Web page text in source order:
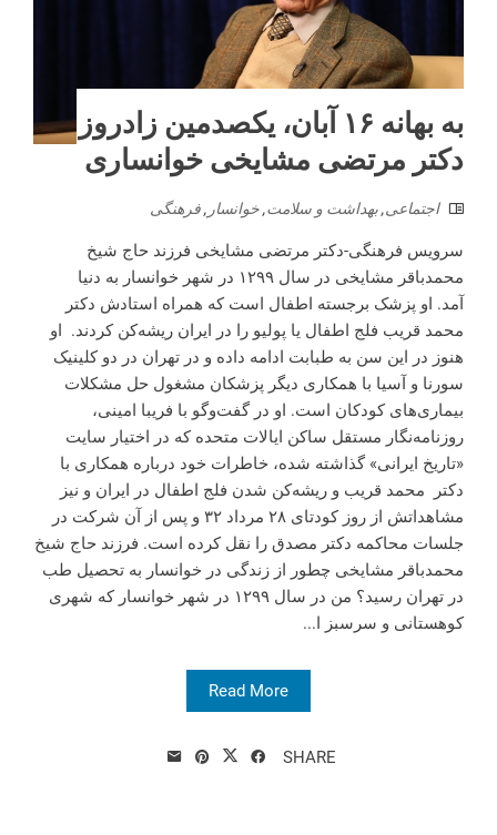
به بهانه ۱۶ آبان، یکصدمین زادروز
دکتر مرتضی مشایخی خوانساری
اجتماعی,بهداشت و سلامت,خوانسار ,فرهنگی
سرویس فرهنگی-دکتر مرتضی مشایخی فرزند حاج شیخ
محمدباقر مشایخی در سال ۱۲۹۹ در شهر خوانسار به دنیا
آمد. او پزشک برجسته اطفال است که همراه استادش دکتر
محمد قریب فلج اطفال یا پولیو را در ایران ریشه‌کن کردند. او
هنوز در این سن به طبابت ادامه داده و در تهران در دو کلینیک
سورنا و آسیا با همکاری دیگر پزشکان مشغول حل مشکلات
بیماری‌های کودکان است. او در گفت‌وگو با فریبا امینی،
روزنامه‌نگار مستقل ساکن ایالات متحده که در اختیار سایت
«تاریخ ایرانی» گذاشته شده، خاطرات خود درباره همکاری با
دکتر محمد قریب و ریشه‌کن شدن فلج اطفال در ایران و نیز
مشاهداتش از روز کودتای ۲۸ مرداد ۳۲ و پس از آن شرکت در
جلسات محاکمه دکتر مصدق را نقل کرده است. فرزند حاج شیخ
محمدباقر مشایخی چطور از زندگی در خوانسار به تحصیل طب
در تهران رسید؟ من در سال ۱۲۹۹ در شهر خوانسار که شهری
کوهستانی و سرسبز ا...
Read More
SHARE